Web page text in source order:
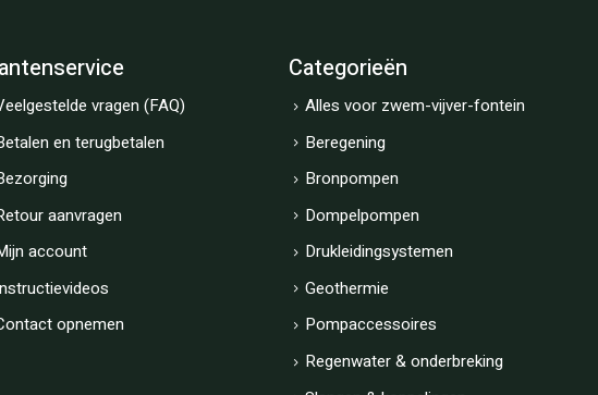
vragen (FAQ)
en terugbetalen
aanvragen
account
opnemen
Categorieën
Alles voor zwem-vijver-fontein
Beregening
Bronpompen
Dompelpompen
Drukleidingsystemen
Geothermie
Pompaccessoires
Regenwater & onderbreking